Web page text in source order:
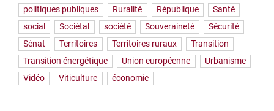
politiques publiques
Ruralité République
Santé
social
Sociétal société Souveraineté
Sécurité
Sénat
Territoires Territoires ruraux
Transition
Transition énergétique
Union européenne
Urbanisme
Vidéo
Viticulture économie